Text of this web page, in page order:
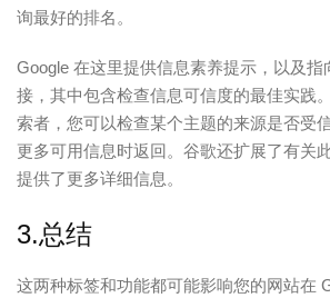
询最好的排名。
Google 在这里提供信息素养提示，以及指
接，其中包含检查信息可信度的最佳实践
索者，您可以检查某个主题的来源是否受
更多可用信息时返回。谷歌还扩展了有关
提供了更多详细信息。
3.总结
这两种标签和功能都可能影响您的网站在